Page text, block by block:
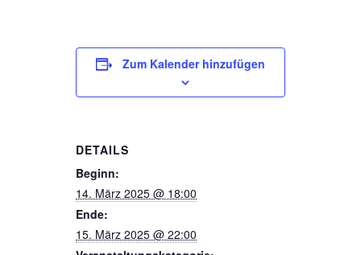
Zum Kalender hinzufügen
DETAILS
Beginn:
14. März 2025 @ 18:00
Ende:
15. März 2025 @ 22:00